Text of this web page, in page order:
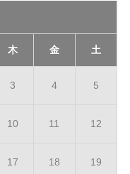
木 金 土
3 4 5
10 11 12
17 18 19